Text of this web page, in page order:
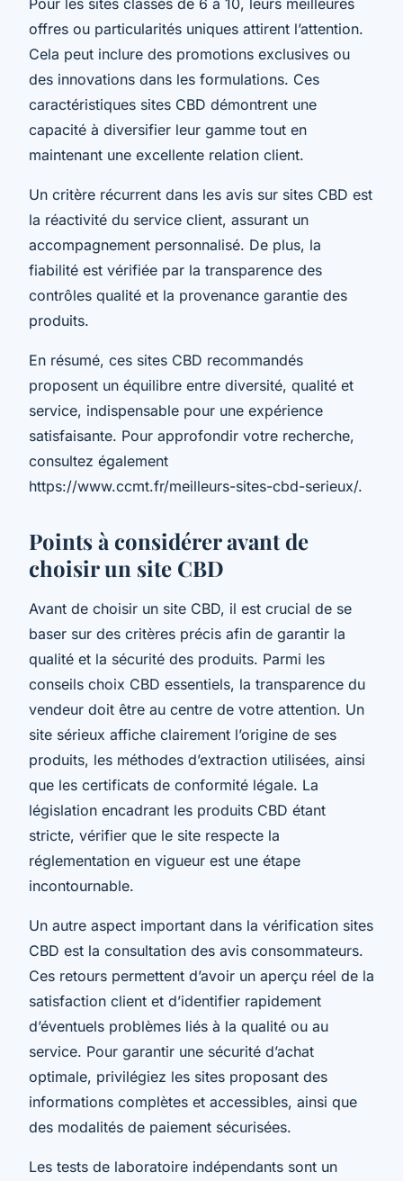
offres ou particularités uniques attirent l’attention.
Cela peut inclure des promotions exclusives ou
des innovations dans les formulations. Ces
caractéristiques sites CBD démontrent une
capacité à diversifier leur gamme tout en
maintenant une excellente relation client.
Un critère récurrent dans les avis sur sites CBD est
la réactivité du service client, assurant un
accompagnement personnalisé. De plus, la
fiabilité est vérifiée par la transparence des
contrôles qualité et la provenance garantie des
produits.
En résumé, ces sites CBD recommandés
proposent un équilibre entre diversité, qualité et
service, indispensable pour une expérience
satisfaisante. Pour approfondir votre recherche,
consultez également
https://www.ccmt.fr/meilleurs-sites-cbd-serieux/.
Points à considérer avant de
choisir un site CBD
Avant de choisir un site CBD, il est crucial de se
baser sur des critères précis afin de garantir la
qualité et la sécurité des produits. Parmi les
conseils choix CBD essentiels, la transparence du
vendeur doit être au centre de votre attention. Un
site sérieux affiche clairement l’origine de ses
produits, les méthodes d’extraction utilisées, ainsi
que les certificats de conformité légale. La
législation encadrant les produits CBD étant
stricte, vérifier que le site respecte la
réglementation en vigueur est une étape
incontournable.
Un autre aspect important dans la vérification sites
CBD est la consultation des avis consommateurs.
Ces retours permettent d’avoir un aperçu réel de la
satisfaction client et d’identifier rapidement
d’éventuels problèmes liés à la qualité ou au
service. Pour garantir une sécurité d’achat
optimale, privilégiez les sites proposant des
informations complètes et accessibles, ainsi que
des modalités de paiement sécurisées.
Les tests de laboratoire indépendants sont un